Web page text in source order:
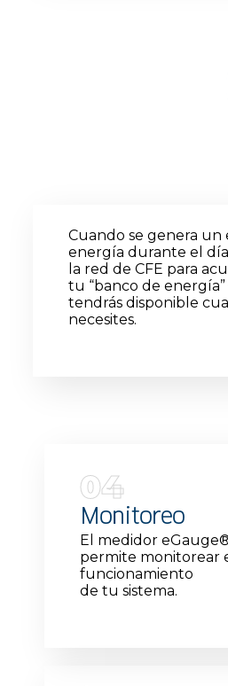
Cuando se genera
energía durante el día,
la red de CFE para
tu “banco de
tendrás disponible
necesites.
04
Monitoreo
El medidor eGauge
permite monitorear
funcionamiento
de tu sistema.